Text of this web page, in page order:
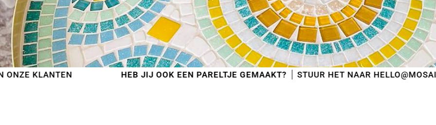
HEB JIJ OOK EEN PARELTJE GEMAAKT? STUUR HET NAAR HELLO@MOSAICSHOP.EU